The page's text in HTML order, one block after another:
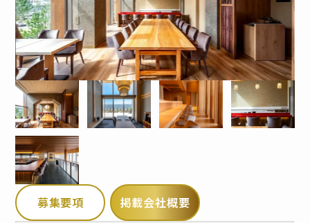
募集要項 掲載会社概要